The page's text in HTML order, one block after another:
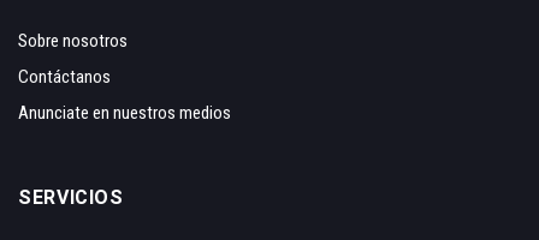
Sobre nosotros
Contáctanos
Anunciate en nuestros medios
SERVICIOS